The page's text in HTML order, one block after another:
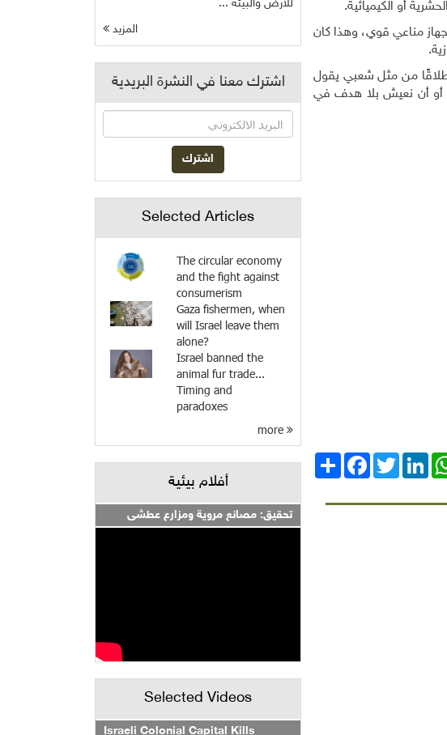
أو الكيميائية.
جهاز مناعي قوي، وهذا كان
من مثل شعبي يقول
أو أن نعيش بلا هدف في
انشر
FacebookTwitterLinkedIn
للأرض والبيئة ...
المزيد
اشترك معنا في النشرة البريدية
Selected Articles
The circular economy
and the fight against
consumerism
Gaza fishermen, when
will Israel leave them
alone?
Israel banned the
animal fur trade...
Timing and
paradoxes
أفلام بيئية
تحقيق: مصانع مروية ومزارع عطشى
Selected Videos
Israeli Colonial Capital Kills